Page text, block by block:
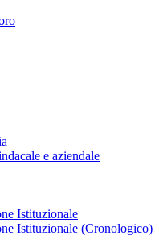
e aziendale
Istituzionale
Istituzionale (Cronologico)